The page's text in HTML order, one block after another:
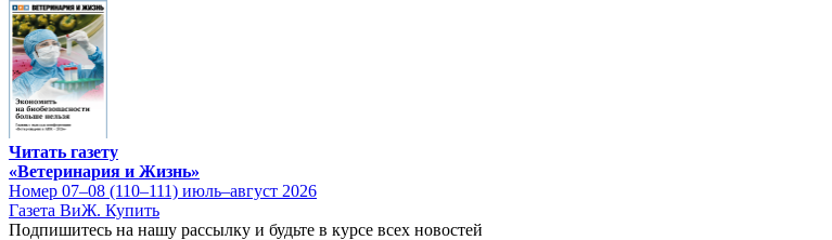
Читать газету
«Ветеринария и Жизнь»
Номер 07–08 (110–111) июль–август 2026
Газета ВиЖ. Купить
Подпишитесь на нашу рассылку и будьте в курсе всех новостей